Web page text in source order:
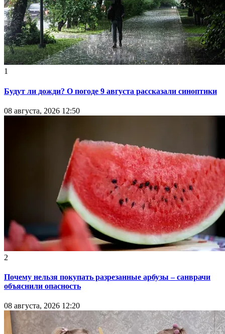
1
Будут ли дожди? О погоде 9 августа рассказали синоптики
08 августа, 2026 12:50
2
Почему нельзя покупать разрезанные арбузы – санврачи
объяснили опасность
08 августа, 2026 12:20